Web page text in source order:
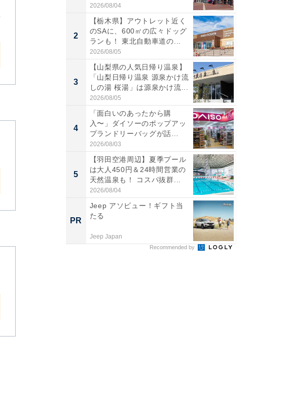
道...
2026/08/04
2
【栃木県】アウトレット近く
のSAに、600㎡の広々ドッグ
ランも！ 東北自動車道の...
2026/08/05
3
【山梨県の人気日帰り温泉】
「山梨日帰り温泉 源泉かけ流
しの湯 桜湯」は源泉かけ流...
2026/08/05
4
「面白いのあったから購
入〜」ダイソーのポップアッ
プランドリーバッグが話
題。“さま...
2026/08/03
5
【羽田空港周辺】夏季プール
は大人450円＆24時間営業の
天然温泉も！ コスパ抜群...
2026/08/04
PR
Jeep アソビュー！ギフト当
たる
Jeep Japan
Recommended by